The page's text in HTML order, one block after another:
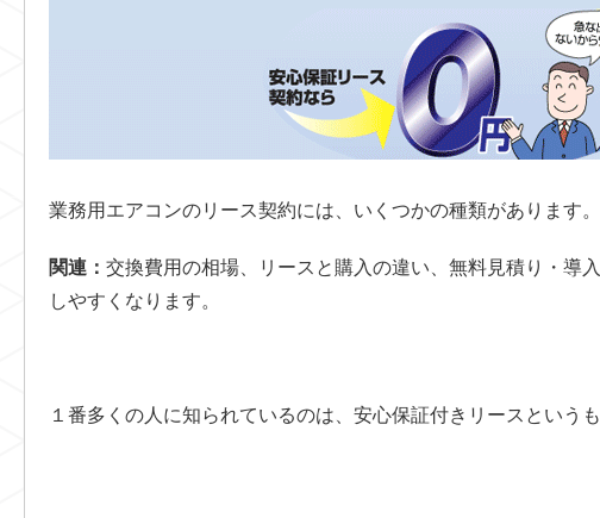
業務用エアコンのリース契約には、いくつかの種類があります。
関連： 交換費用の相場 リースと購入の違い
無料見積り・導
しやすくなります。
１番多くの人に知られているのは、安心保証付きリースという